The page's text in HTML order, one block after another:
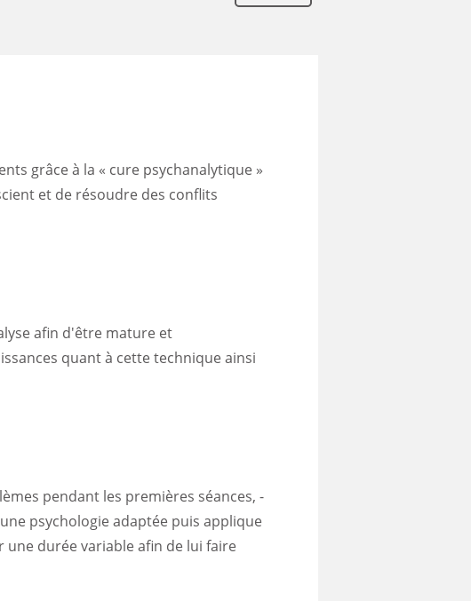
grâce à la « cure psychanalytique »
et de résoudre des conflits
afin d'être mature et
quant à cette technique ainsi
pendant les premières séances, -
psychologie adaptée puis applique
une durée variable afin de lui faire